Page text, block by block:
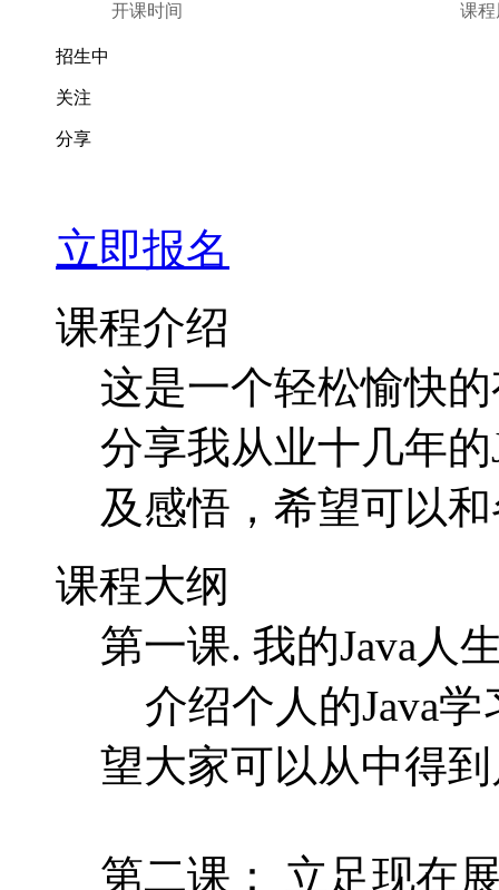
立即报名
课程介绍
分享我从业十几年
及感悟，希望可以
课程大纲
第一课. 我的Java人
介绍个人的Java学
望大家可以从中得
第二课： 立足现在
谈一谈现在Java生
下未来可能产生巨